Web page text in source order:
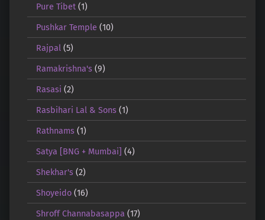
Pure Tibet(1)
Pushkar Temple (10)
Rajpal (5)
Ramakrishna's(9)
Rasasi (2)
Rasbihari Lal & Sons(1)
Rathnams(1)
Satya [BNG + Mumbai] (4)
Shekhar's(2)
Shoyeido(16)
Shroff Channabasappa (17)